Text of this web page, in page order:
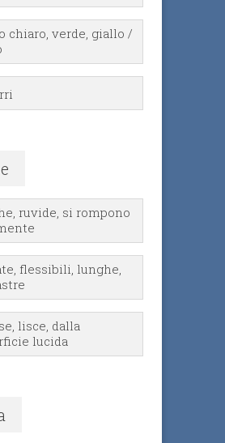
chiaro, verde, giallo /
ruvide, si rompono
flessibili, lunghe,
lisce, dalla
lucida